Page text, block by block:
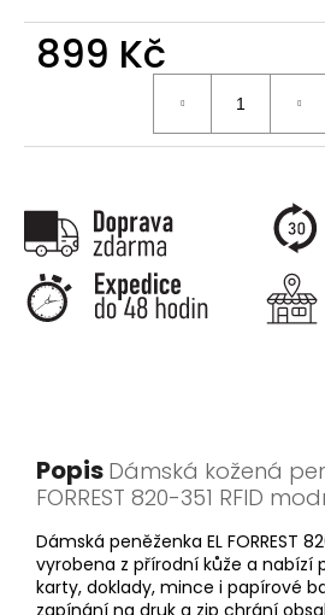
899 Kč
Popis Dámská kožená
FORREST 820-351 RFID
Dámská peněženka EL FORREST
vyrobena z přírodní kůže a nabízí
karty, doklady, mince i papírové
zapínání na druk a zip chrání